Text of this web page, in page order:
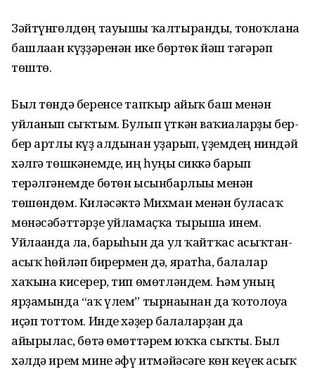
Зәйтүнгөлдөң тауышы ҡалтыранды, тоноҡлана
башлаған күҙҙәренән ике бөртөк йәш тәгәрәп
төштө.
Был төндә беренсе тапҡыр айыҡ баш менән
уйланып сыҡтым. Булып үткән ваҡиғаларҙы бер-
бер артлы күҙ алдынан уҙғарып, үҙемдең ниндәй
хәлгә төшкәнемде, иң һуңғы сиккә барып
терәлгәнемде бөтөн ысынбарлығы менән
төшөндөм. Киләсәктә Михман менән буласаҡ
мөнәсәбәттәрҙе уйламаҫҡа тырыша инем.
Уйлағанда ла, барыһын да ул ҡайтҡас асыҡтан-
асыҡ һөйләп бирермен дә, яратһа, балалар
хаҡына кисерер, тип өмөтләндем. Һәм уның
ярҙамында “аҡ үлем” тырнағынан да ҡотолоуға
иҫәп тоттом. Инде хәҙер балаларҙан да
айырылғас, бөтә өмөттәрем юҡҡа сыҡты. Был
хәлдә ирем мине ғәфү итмәйәсәге көн кеүек асыҡ